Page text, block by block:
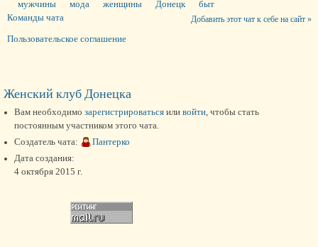
мужчины
мода женщины Донецк быт
Добавить этот чат к себе на сайт »
Команды чата
Пользовательское соглашение
Женский клуб Донецка
Вам необходимо зарегистрироваться или войти, чтобы стать
постоянным участником этого чата.
Создатель чата:
Пантерко
Дата создания:
4 октября 2015 г.